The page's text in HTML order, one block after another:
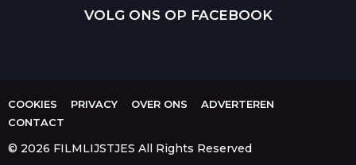
VOLG ONS OP FACEBOOK
COOKIES PRIVACY OVER ONS
ADVERTEREN
CONTACT
© 2026 FILMLIJSTJES All Rights Reserved